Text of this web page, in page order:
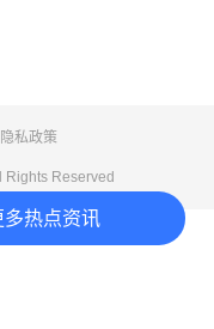
热点资讯
隐私政策
Rights Reserved